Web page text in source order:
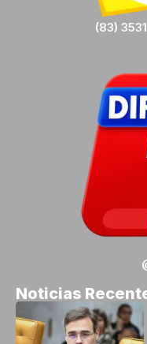
(83)
Noticias